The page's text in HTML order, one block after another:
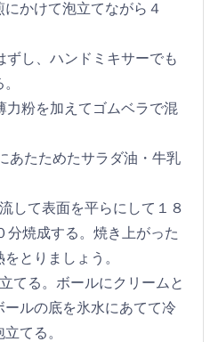
かけて泡立てながら４
ずし、ハンドミキサーでも
力粉を加えてゴムベラで混
あたためたサラダ油・牛乳
して表面を平らにして１８
焼成する。焼き上がった
とりましょう。
てる。ボールにクリームと
ルの底を氷水にあてて冷
てる。